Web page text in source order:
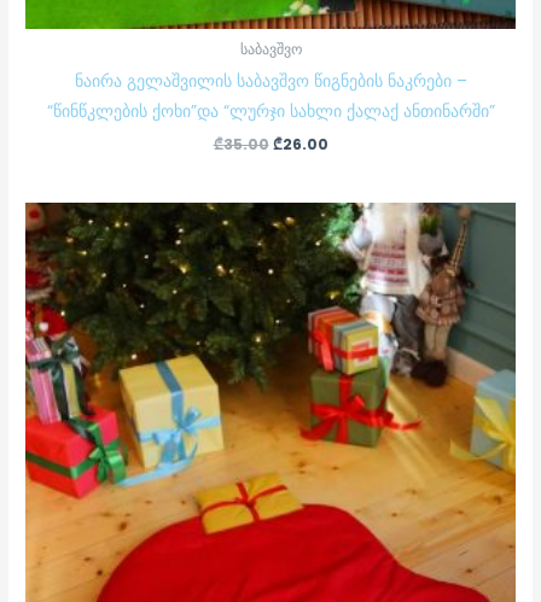
საბავშვო
ნაირა გელაშვილის საბავშვო წიგნების ნაკრები –
“წინწკლების ქოხი”და “ლურჯი სახლი ქალაქ ანთინარში”
₾35.00 ₾26.00